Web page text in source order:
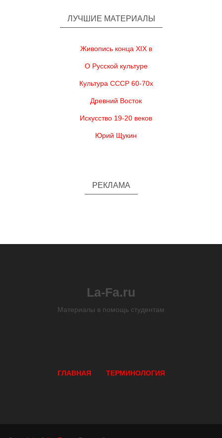
ЛУЧШИЕ МАТЕРИАЛЫ
Живопись конца XIX в
О Русской культуре
Культура СССР 60-70х
Древний Восток
Искусство 19-20 веков
Юрий Щукин
РЕКЛАМА
La-Fa.ru
Материалы в помощь студентам
ГЛАВНАЯ ТЕРМИНОЛОГИЯ